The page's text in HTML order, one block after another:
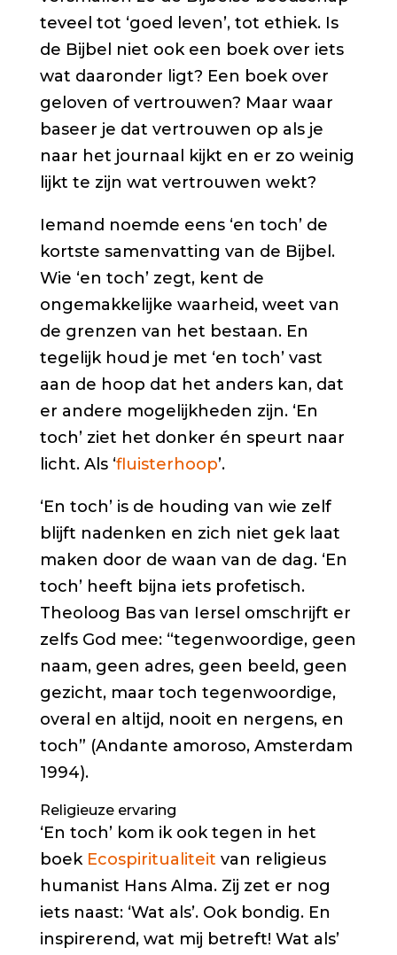
teveel tot ‘goed leven’, tot ethiek. Is
de Bijbel niet ook een boek over iets
wat daaronder ligt? Een boek over
geloven of vertrouwen? Maar waar
baseer je dat vertrouwen op als je
naar het journaal kijkt en er zo weinig
lijkt te zijn wat vertrouwen wekt?
Iemand noemde eens ‘en toch’ de
kortste samenvatting van de Bijbel.
Wie ‘en toch’ zegt, kent de
ongemakkelijke waarheid, weet van
de grenzen van het bestaan. En
tegelijk houd je met ‘en toch’ vast
aan de hoop dat het anders kan, dat
er andere mogelijkheden zijn. ‘En
toch’ ziet het donker én speurt naar
licht. Als ‘fluisterhoop’.
‘En toch’ is de houding van wie zelf
blijft nadenken en zich niet gek laat
maken door de waan van de dag. ‘En
toch’ heeft bijna iets profetisch.
Theoloog Bas van Iersel omschrijft er
zelfs God mee: “tegenwoordige, geen
naam, geen adres, geen beeld, geen
gezicht, maar toch tegenwoordige,
overal en altijd, nooit en nergens, en
toch” (Andante amoroso, Amsterdam
1994).
Religieuze ervaring
‘En toch’ kom ik ook tegen in het
boek Ecospiritualiteit van religieus
humanist Hans Alma. Zij zet er nog
iets naast: ‘Wat als’. Ook bondig. En
inspirerend, wat mij betreft! Wat als’